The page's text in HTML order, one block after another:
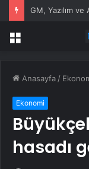
GM, Yazılım
Menü
Anasayfa /
Ekonomi
hasadı